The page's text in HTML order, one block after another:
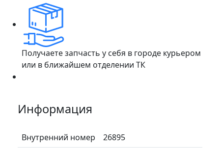
Получаете запчасть у себя в городе курьером
или в ближайшем отделении ТК
Информация
Внутренний номер
26895